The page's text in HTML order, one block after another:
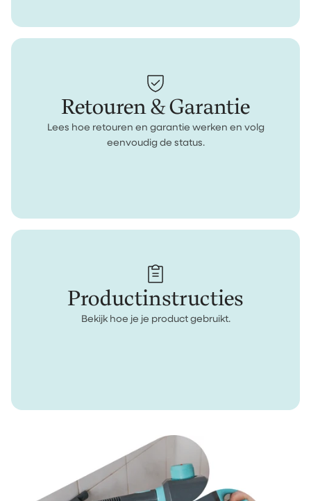
Retouren & Garantie
Lees hoe retouren en garantie werken en volg
eenvoudig de status.
Productinstructies
Bekijk hoe je je product gebruikt.